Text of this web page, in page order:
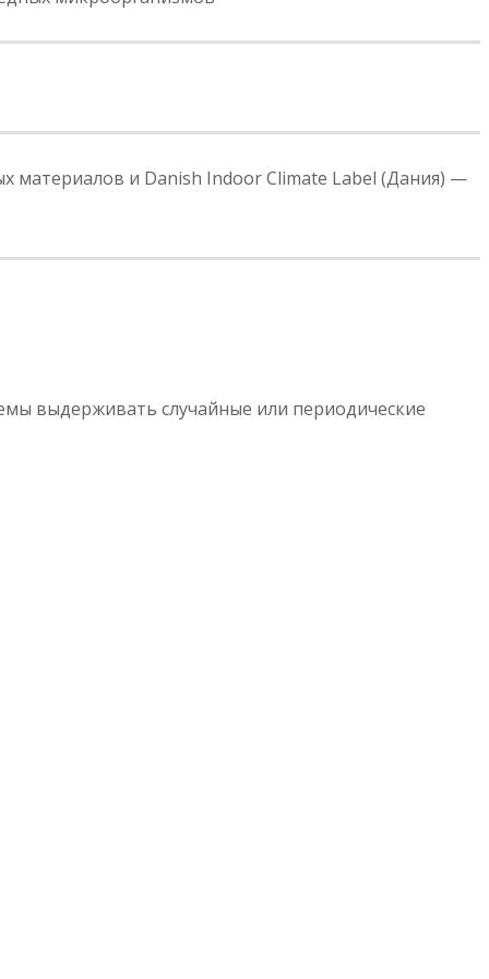
материалов и Danish Indoor Climate Label (Дания) —
выдерживать случайные или периодические